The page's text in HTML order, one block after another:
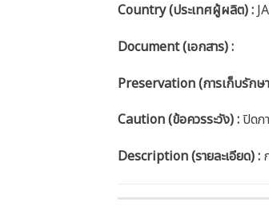
Country (ประเทศผู้ผลิต) :
Document (เอกสาร) :
Preservation (การเก็บรักษ
Caution(ข้อควรระวัง) :ปิดภ
Description (รายละเอียด):